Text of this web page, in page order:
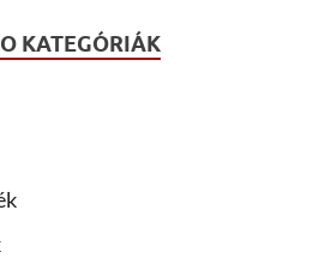
KATEGÓRIÁK